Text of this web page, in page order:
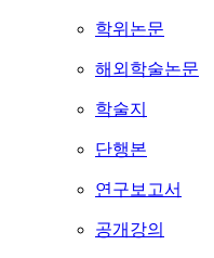
학위논문
해외학술논문
학술지
단행본
연구보고서
공개강의